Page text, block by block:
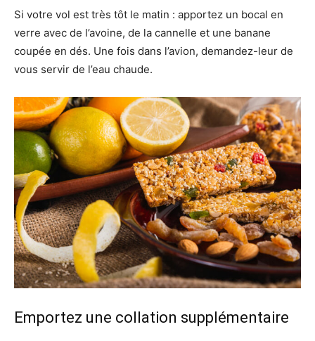
Si votre vol est très tôt le matin : apportez un bocal en
verre avec de l’avoine, de la cannelle et une banane
coupée en dés. Une fois dans l’avion, demandez-leur de
vous servir de l’eau chaude.
Emportez une collation supplémentaire